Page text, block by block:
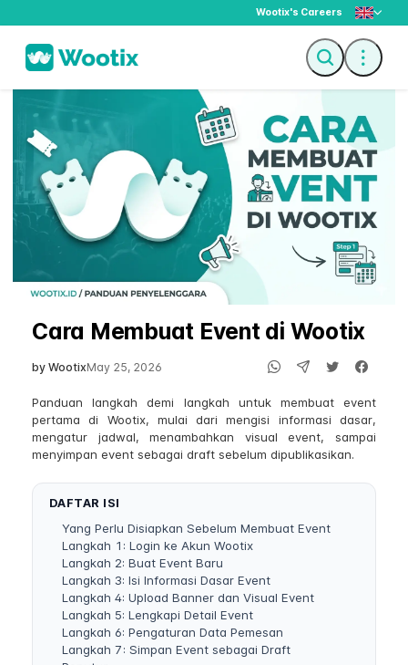
Wootix's Careers
Cara Membuat Event di Wootix
by WootixMay 25, 2026
Panduan langkah demi langkah untuk membuat event
pertama di Wootix, mulai dari mengisi informasi dasar,
mengatur jadwal, menambahkan visual event, sampai
menyimpan event sebagai draft sebelum dipublikasikan.
DAFTAR ISI
Yang Perlu Disiapkan Sebelum Membuat Event
Langkah 1: Login ke Akun Wootix
Langkah 2: Buat Event Baru
Langkah 3: Isi Informasi Dasar Event
Langkah 4: Upload Banner dan Visual Event
Langkah 5: Lengkapi Detail Event
Langkah 6: Pengaturan Data Pemesan
Langkah 7: Simpan Event sebagai Draft